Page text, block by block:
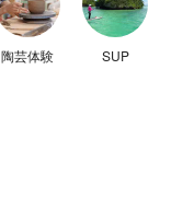
陶芸体験 SUP